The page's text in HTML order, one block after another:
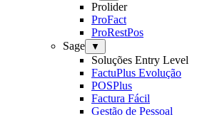
Prolider
ProFact
ProRestPos
Sage
▼
Soluções Entry Level
FactuPlus Evolução
POSPlus
Factura Fácil
Gestão de Pessoal